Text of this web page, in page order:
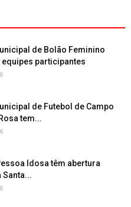
de Bolão Feminino
participantes
de Futebol de Campo
tem...
Idosa têm abertura